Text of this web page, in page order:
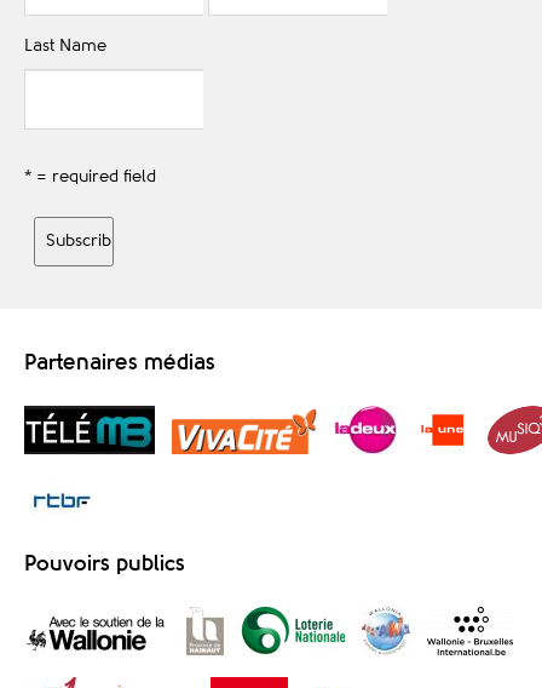
Last Name
* = required field
Partenaires médias
Pouvoirs publics